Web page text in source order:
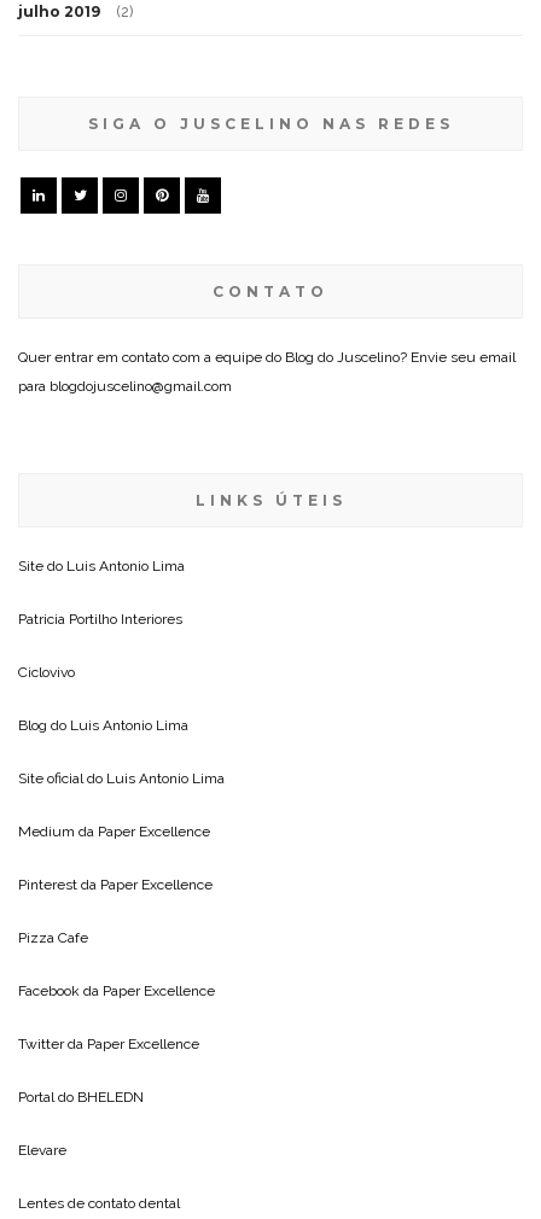
julho 2019 (2)
SIGA O JUSCELINO NAS REDES
CONTATO
Quer entrar em contato com a equipe do Blog do Juscelino? Envie seu email
para blogdojuscelino@gmail.com
LINKS ÚTEIS
Site do Luis Antonio Lima
Patricia Portilho Interiores
Ciclovivo
Blog do Luis Antonio Lima
Site oficial do Luis Antonio Lima
Medium da Paper Excellence
Pinterest da Paper Excellence
Pizza Cafe
Facebook da Paper Excellence
Twitter da Paper Excellence
Portal do BHELEDN
Elevare
Lentes de contato dental